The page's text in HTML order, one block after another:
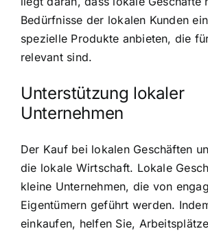
Bedürfnisse der lokalen Kunden
spezielle Produkte anbieten, die
relevant sind.
Unterstützung lokaler
Unternehmen
Der Kauf bei lokalen Geschäften
die lokale Wirtschaft. Lokale
kleine Unternehmen, die von
Eigentümern geführt werden.
einkaufen, helfen Sie,